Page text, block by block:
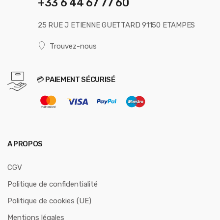
+33 6 44 67 77 60
25 RUE J ETIENNE GUETTARD 91150 ETAMPES
Trouvez-nous
💳 PAIEMENT SÉCURISÉ
A PROPOS
CGV
Politique de confidentialité
Politique de cookies (UE)
Mentions légales